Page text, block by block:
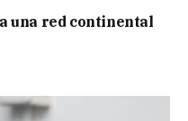
una red continental